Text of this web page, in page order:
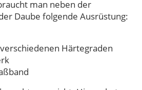
man neben der
Daube folgende Ausrüstung:
Härtegraden